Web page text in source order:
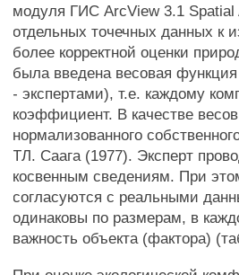
модуля ГИС ArcView 3.1 Spatial
отдельных точечных данных к
более корректной оценки
была введена весовая
- экспертами), т.е. каждому
коэффициент. В качестве
нормализованного
ТЛ. Саага (1977). Эксперт
косвенным сведениям. При
согласуются с реальными
одинаковы по размерам, в
важность объекта (фактора)